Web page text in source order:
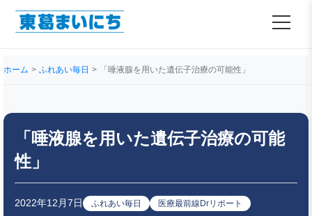
ホーム ふれあい毎日 「唾液腺を用いた遺伝子治療の可能性」
「唾液腺を用いた遺伝子治療の可能
性」
2022年12月7日 ふれあい毎日 医療最前線Drリポート